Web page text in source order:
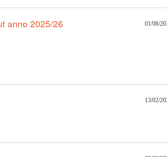
01/08/
anno 2025/26
13/02/